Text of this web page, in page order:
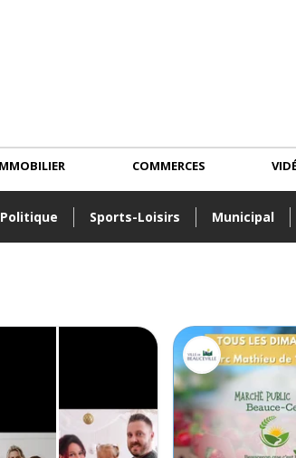
Politique Sports-Loisirs Municipal
COMMERCES